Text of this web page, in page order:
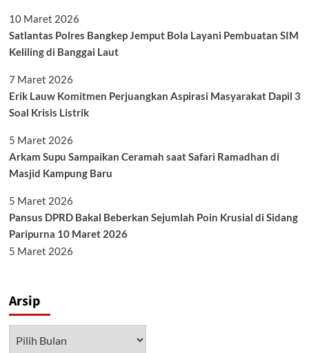
10 Maret 2026
Satlantas Polres Bangkep Jemput Bola Layani Pembuatan SIM
Keliling di Banggai Laut
7 Maret 2026
Erik Lauw Komitmen Perjuangkan Aspirasi Masyarakat Dapil 3
Soal Krisis Listrik
5 Maret 2026
Arkam Supu Sampaikan Ceramah saat Safari Ramadhan di
Masjid Kampung Baru
5 Maret 2026
Pansus DPRD Bakal Beberkan Sejumlah Poin Krusial di Sidang
Paripurna 10 Maret 2026
5 Maret 2026
Arsip